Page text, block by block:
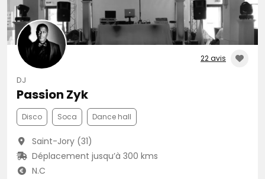
22 avis
DJ
Passion Zyk
Disco Soca Dance hall
Saint-Jory (31)
Déplacement jusqu’à 300 kms
N.C